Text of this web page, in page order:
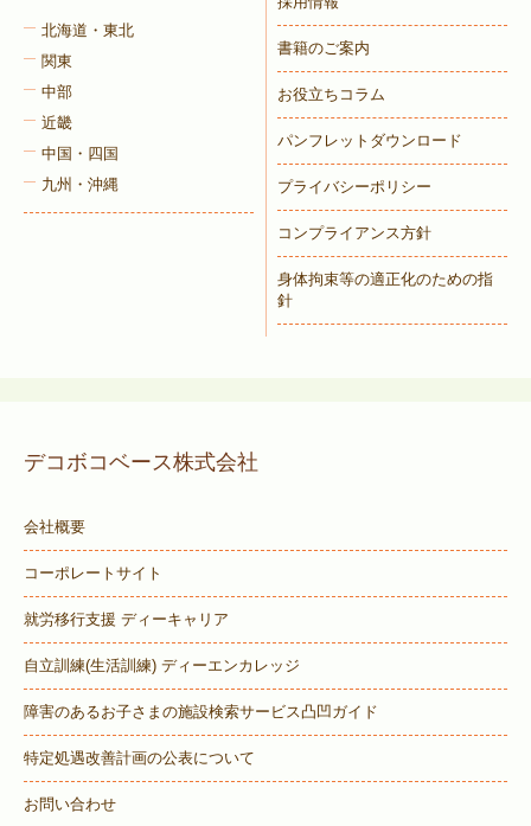
北海道・東北
関東
中部
近畿
中国・四国
九州・沖縄
書籍のご案内
お役立ちコラム
パンフレットダウンロード
プライバシーポリシー
コンプライアンス方針
身体拘束等の適正化のための指
針
デコボコベース株式会社
会社概要
コーポレートサイト
就労移行支援 ディーキャリア
自立訓練(生活訓練) ディーエンカレッジ
障害のあるお子さまの施設検索サービス凸凹ガイド
特定処遇改善計画の公表について
お問い合わせ